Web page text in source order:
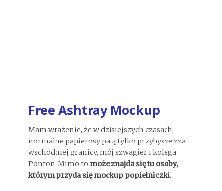
Free Ashtray Mockup
Mam wrażenie, że w dzisiejszych czasach,
normalne papierosy palą tylko przybysze zza
wschodniej granicy, mój szwagier i kolega
Ponton. Mimo to może znajda się tu osoby,
którym przyda się mockup popielniczki.